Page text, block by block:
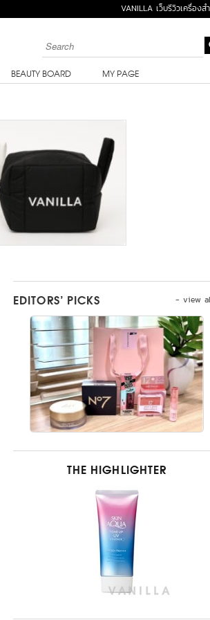
VANILLA เว็บรีวิวเครื่องส
BEAUTY BOARD MY PAGE
- view
EDITORS’ PICKS
THE HIGHLIGHTER